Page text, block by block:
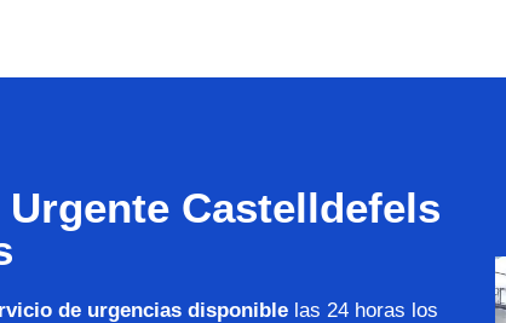
Urgente Castelldefels
de urgencias disponible las 24 horas los